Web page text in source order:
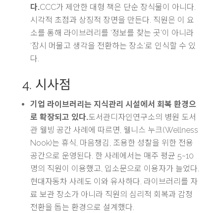
다.CCC가 제안한 대형 책은 단순 장식물이 아니다.
시각적 초점과 상징적 장면을 만든다. 직원은 이 요
소를 통해 라이브러리를 ‘정보를 찾는 곳’이 아니라
‘잠시 머물고 생각을 전환하는 장소’로 인식할 수 있
다.
4. 시사점
기업 라이브러리는 지식관리 시설에서 회복 환경으
로 확장되고 있다.도서관디자인연구소의 병원 도서
관 웰빙 공간 사례에 따르면, 웰니스 누크(Wellness
Nook)는 휴식, 마음챙김, 조용한 성찰을 위한 전용
공간으로 운영된다. 한 사례에서는 매주 평균 5~10
명의 직원이 이용했고, 입소문으로 이용자가 늘었다.
현대자동차 사례도 이와 유사하다. 라이브러리를 자
료 보관 장소가 아니라 직원의 심리적 회복과 감정
전환을 돕는 환경으로 설계했다.